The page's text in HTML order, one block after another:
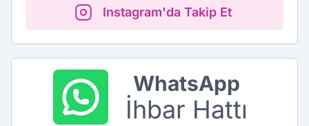
Instagram'da Takip Et
WhatsApp
İhbar Hattı